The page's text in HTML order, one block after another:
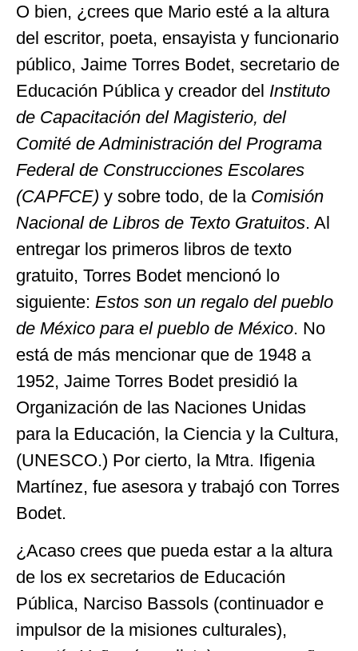
O bien, ¿crees que Mario esté a la altura
del escritor, poeta, ensayista y funcionario
público, Jaime Torres Bodet, secretario de
Educación Pública y creador del Instituto
de Capacitación del Magisterio, del
Comité de Administración del Programa
Federal de Construcciones Escolares
(CAPFCE) y sobre todo, de la Comisión
Nacional de Libros de Texto Gratuitos. Al
entregar los primeros libros de texto
gratuito, Torres Bodet mencionó lo
siguiente: Estos son un regalo del pueblo
de México para el pueblo de México. No
está de más mencionar que de 1948 a
1952, Jaime Torres Bodet presidió la
Organización de las Naciones Unidas
para la Educación, la Ciencia y la Cultura,
(UNESCO.) Por cierto, la Mtra. Ifigenia
Martínez, fue asesora y trabajó con Torres
Bodet.
¿Acaso crees que pueda estar a la altura
de los ex secretarios de Educación
Pública, Narciso Bassols (continuador e
impulsor de la misiones culturales),